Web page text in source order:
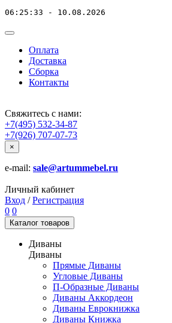
06:25:33 - 10.08.2026
Оплата
Доставка
Сборка
Контакты
Свяжитесь с нами:
+7(495) 532-34-87
+7(926) 707-07-73
×
e-mail: sale@artummebel.ru
Личный кабинет
Вход / Регистрация
0 0
Каталог товаров
Диваны
Диваны
Прямые Диваны
Угловые Диваны
П-Образные Диваны
Диваны Аккордеон
Диваны Еврокнижка
Диваны Книжка